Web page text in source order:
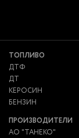
ТОПЛИВО
ДТФ
ДТ
КЕРОСИН
БЕНЗИН
ПРОИЗВОДИТЕЛИ
АО "ТАНЕКО"